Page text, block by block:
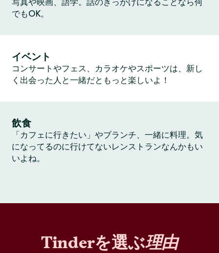
写真や映画、語学。話のきっかけになることなら何
でもOK。
イベント
コンサートやフェス、カラオケやスポーツは、新し
く出会った人と一緒だともっと楽しいよ！
飲食
「カフェに行きたい」やブランチ、一緒に料理。気
になってるのに行けてないレンストランなんかもい
いよね。
Tinderを選ぶ理由